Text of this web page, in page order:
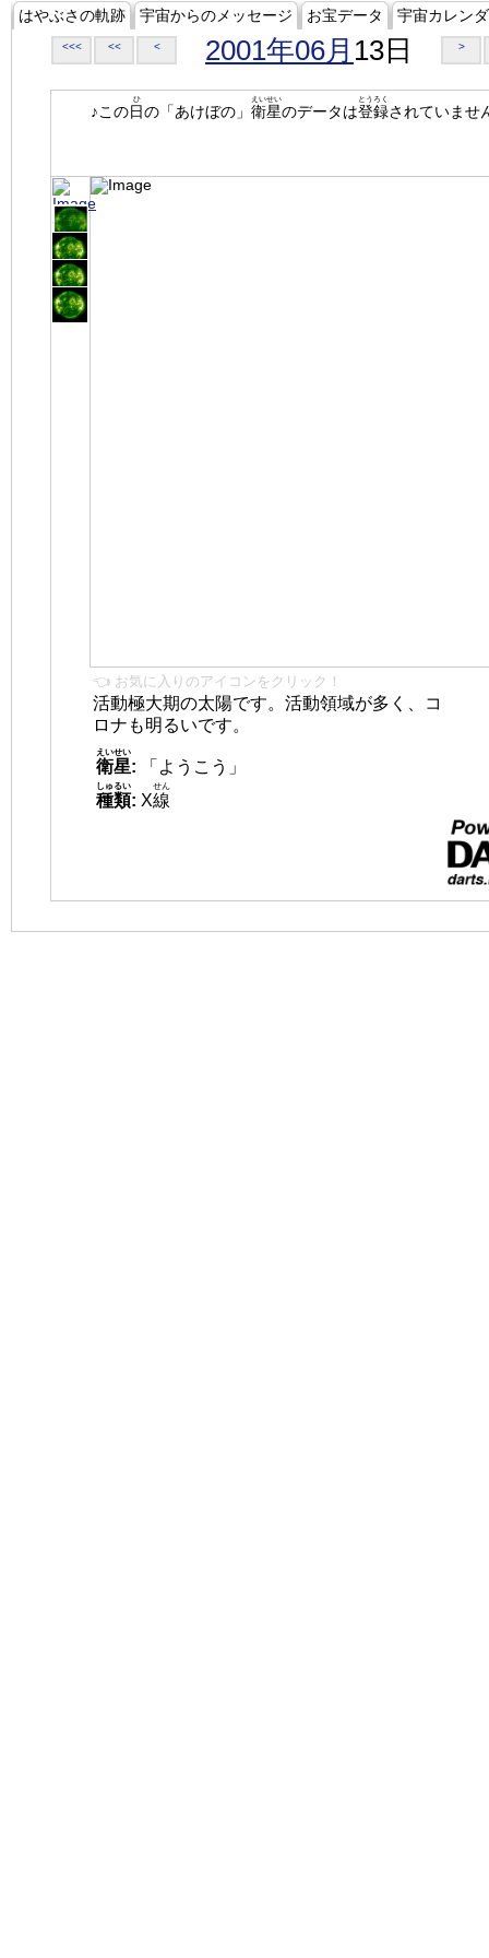
はやぶさの軌跡 宇宙からのメッセージ お宝データ 宇宙カレン
<<< << < 2001年06月 13日 >
♪この日
ひ
の「あけぼの」 衛星
えいせい
のデータは登録
とうろく
されていませ
👈 お気に入りのアイコンをクリック！
活動極大期の太陽です。活動領域が多く、コ
ロナも明るいです。
衛星
えいせい
:
「ようこう」
種類
しゅるい
: X線
せん